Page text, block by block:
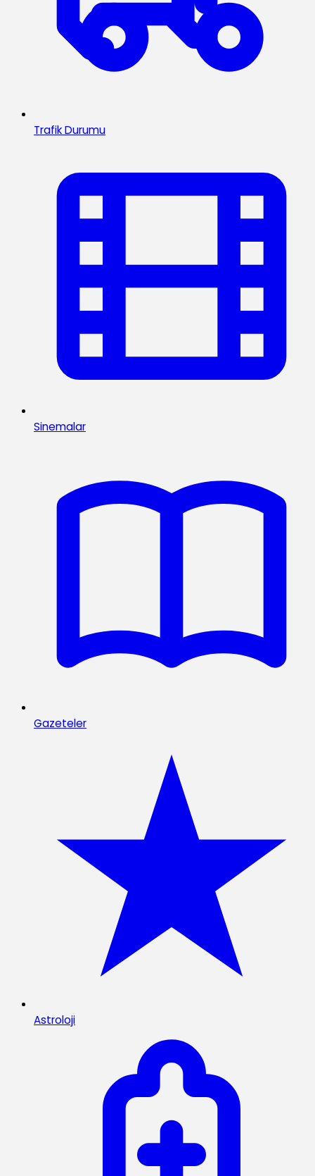
Trafik Durumu
Sinemalar
Gazeteler
Astroloji